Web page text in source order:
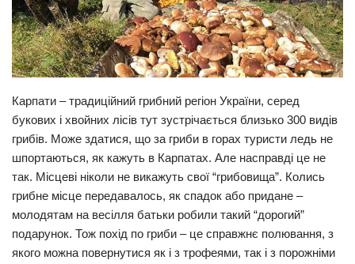
Технології
Історії
Рецепти
Здоров’я
Події
Кримінал
Трагедії
Курйози
Суспільство
Карпати – традиційний грибний регіон України, серед
букових і хвойних лісів тут зустрічається близько 300 видів
грибів. Може здатися, що за гриби в горах туристи ледь не
шпортаються, як кажуть в Карпатах. Але насправді це не
так. Місцеві ніколи не викажуть свої “грибовища”. Колись
грибне місце передавалось, як спадок або придане –
молодятам на весілля батьки робили такий “дорогий”
подарунок. Тож похід по гриби – це справжнє полювання, з
якого можна повернутися як і з трофеями, так і з порожніми